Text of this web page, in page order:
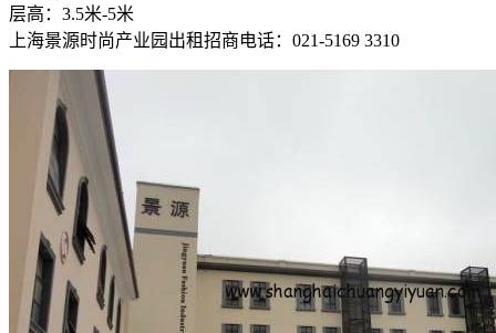
层高：3.5米-5米
上海景源时尚产业园出租招商电话：021-5169 3310